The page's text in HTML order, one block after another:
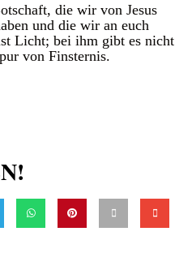
die wir von Jesus
und die wir an euch
Licht; bei ihm gibt es nicht
von Finsternis.